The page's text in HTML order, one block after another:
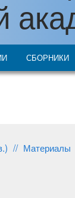
СБОРНИКИ
//